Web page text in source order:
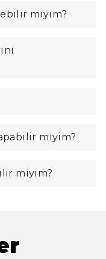
miyim?
miyim?
miyim?